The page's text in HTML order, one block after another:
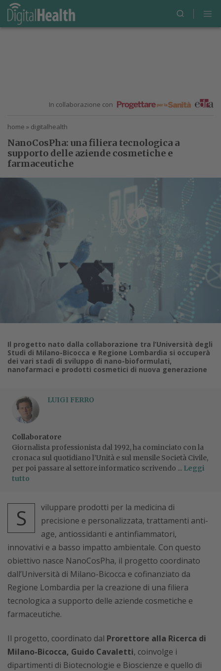
In collaborazione con
home » digitalhealth
NanoCosPha: una filiera tecnologica a
supporto delle aziende cosmetiche e
farmaceutiche
Il progetto nato dalla collaborazione tra l’Università degli
Studi di Milano-Bicocca e Regione Lombardia si occuperà
dei vari stadi di sviluppo di nano-bioformulati,
nanofarmaci e prodotti cosmetici di nuova generazione
LUIGI FERRO
Collaboratore
Giornalista professionista dal 1992, ha cominciato con la
cronaca sul quotidiano l’Unità e sul mensile Società Civile,
per poi passare al settore informatico scrivendo ... Leggi
tutto
S
viluppare prodotti per la medicina di
precisione e personalizzata, trattamenti anti-
age, antiossidanti e antinfiammatori,
innovativi e a basso impatto ambientale. Con questo
obiettivo nasce NanoCosPha, il progetto coordinato
dall’Università di Milano-Bicocca e cofinanziato da
Regione Lombardia per la creazione di una filiera
tecnologica a supporto delle aziende cosmetiche e
farmaceutiche.
Il progetto, coordinato dal Prorettore alla Ricerca di
Milano-Bicocca, Guido Cavaletti, coinvolge i
dipartimenti di Biotecnologie e Bioscienze e quello di